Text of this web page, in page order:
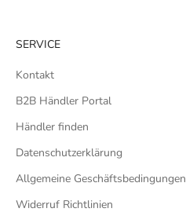
SERVICE
Kontakt
B2B Händler Portal
Händler finden
Datenschutzerklärung
Allgemeine Geschäftsbedingungen
Widerruf Richtlinien